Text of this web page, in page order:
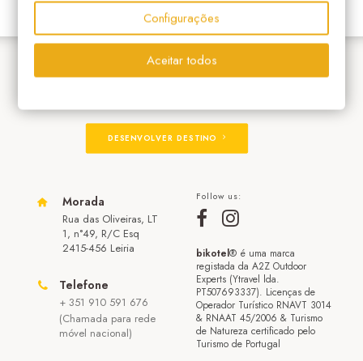
DESENVOLVER DESTINO
Morada
Rua das Oliveiras, LT
1, n°49, R/C Esq
2415-456 Leiria
Telefone
+ 351 910 591 676
(Chamada para rede
móvel nacional)
Follow us:
bikotel® é uma marca
registada da A2Z Outdoor
Experts (Ytravel lda.
PT507693337). Licenças de
Operador Turístico RNAVT 3014
& RNAAT 45/2006 & Turismo
de Natureza certificado pelo
Turismo de Portugal
Configurações
Aceitar todos